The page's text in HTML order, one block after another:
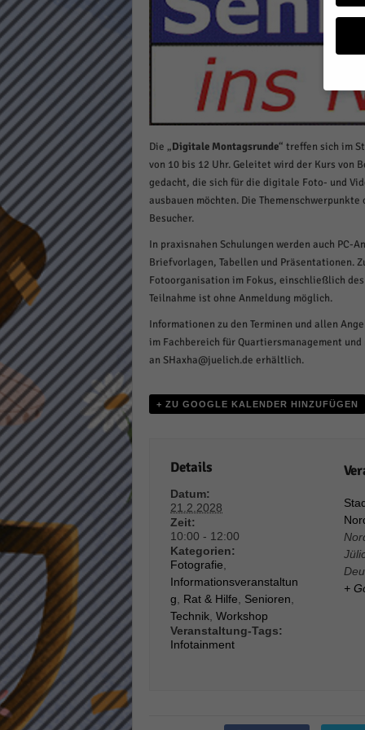
Die „Digitale Montagsrunde“ treffen sich im
von 10 bis 12 Uhr. Geleitet wird der Kurs von
gedacht, die sich für die digitale Foto- und
ausbauen möchten. Die
Besucher.
In praxisnahen Schulungen werden auch
Briefvorlagen, Tabellen und Präsentationen.
Fotoorganisation im Fokus, einschließlich
Teilnahme ist ohne Anmeldung möglich.
Informationen zu den Terminen und allen
im Fachbereich für Quartiersmanagement
an SHaxha@juelich.de erhältlich.
+ ZU GOOGLE KALENDER HINZUFÜGEN
Details
Datum:
21.2.2028
Zeit:
10:00 - 12:00
Kategorien:
Fotografie
Informationsveranstaltun
g
Rat & Hilfe Senioren
Technik ,Workshop
Veranstaltung-Tags:
Infotainment
+
Wir
sind
B.
Hier
wie